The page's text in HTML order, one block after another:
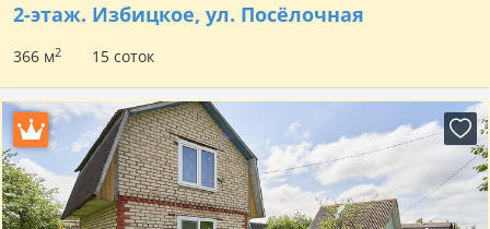
2-этаж. Избицкое, ул. Посёлочная
366 м2 15 соток